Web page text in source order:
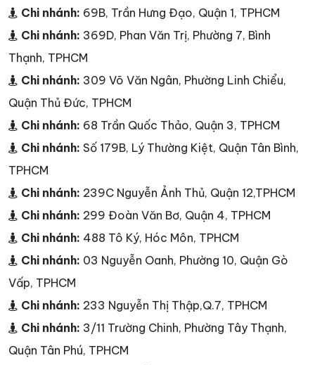
Chi nhánh: 69B, Trần Hưng Đạo, Quận 1, TPHCM
Chi nhánh: 369D, Phan Văn Trị, Phường 7, Bình
Thạnh, TPHCM
Chi nhánh: 309 Võ Văn Ngân, Phường Linh Chiểu,
Quận Thủ Đức, TPHCM
Chi nhánh: 68 Trần Quốc Thảo, Quận 3, TPHCM
Chi nhánh: Số 179B, Lý Thường Kiệt, Quận Tân Bình,
TPHCM
Chi nhánh: 239C Nguyễn Ảnh Thủ, Quận 12,TPHCM
Chi nhánh: 299 Đoàn Văn Bơ, Quận 4, TPHCM
Chi nhánh: 488 Tô Ký, Hóc Môn, TPHCM
Chi nhánh: 03 Nguyễn Oanh, Phường 10, Quận Gò
Vấp, TPHCM
Chi nhánh: 233 Nguyễn Thị Thập,Q.7, TPHCM
Chi nhánh: 3/11 Trường Chinh, Phường Tây Thạnh,
Quận Tân Phú, TPHCM